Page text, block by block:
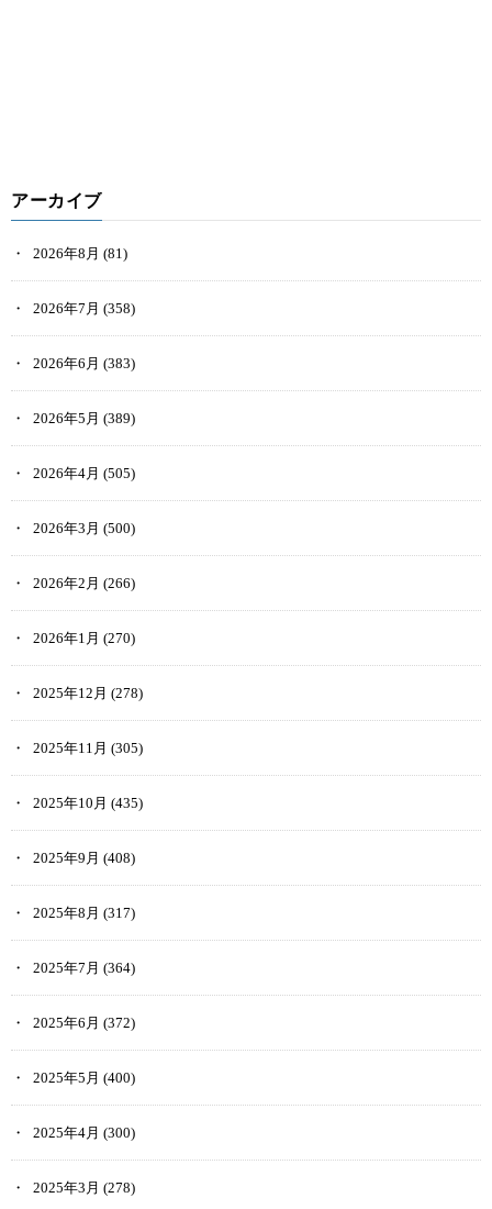
アーカイブ
2026年8月 (81)
2026年7月 (358)
2026年6月 (383)
2026年5月 (389)
2026年4月 (505)
2026年3月 (500)
2026年2月 (266)
2026年1月 (270)
2025年12月 (278)
2025年11月 (305)
2025年10月 (435)
2025年9月 (408)
2025年8月 (317)
2025年7月 (364)
2025年6月 (372)
2025年5月 (400)
2025年4月 (300)
2025年3月 (278)